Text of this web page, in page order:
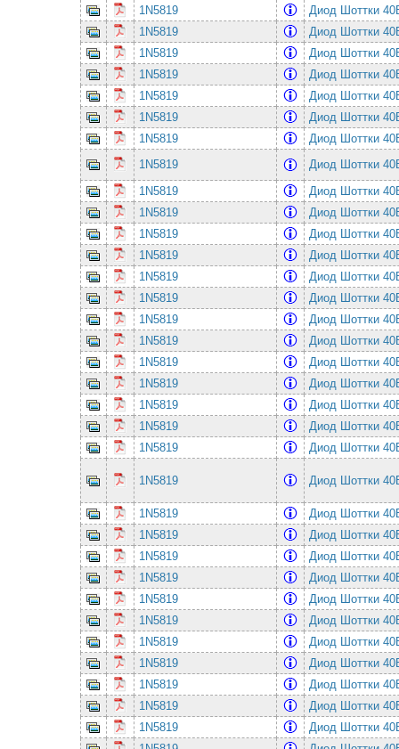
1N5819
Диод Шоттки
1N5819
Диод Шоттки
1N5819
Диод Шоттки
1N5819
Диод Шоттки
1N5819
Диод Шоттки
1N5819
Диод Шоттки
1N5819
Диод Шоттки
1N5819
Диод Шоттки
1N5819
Диод Шоттки
1N5819
Диод Шоттки
1N5819
Диод Шоттки
1N5819
Диод Шоттки
1N5819
Диод Шоттки
1N5819
Диод Шоттки
1N5819
Диод Шоттки
1N5819
Диод Шоттки
1N5819
Диод Шоттки
1N5819
Диод Шоттки
1N5819
Диод Шоттки
1N5819
Диод Шоттки
1N5819
Диод Шоттки
1N5819 Диод Шоттки
1N5819
Диод Шоттки
1N5819
Диод Шоттки
1N5819
Диод Шоттки
1N5819
Диод Шоттки
1N5819
Диод Шоттки
1N5819
Диод Шоттки
1N5819
Диод Шоттки
1N5819
Диод Шоттки
1N5819
Диод Шоттки
1N5819
Диод Шоттки
1N5819
Диод Шоттки